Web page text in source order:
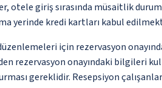
otele giriş sırasında müsaitlik
yerinde kredi kartları kabul
için rezervasyon
rezervasyon onayındaki bilgileri
gereklidir. Resepsiyon